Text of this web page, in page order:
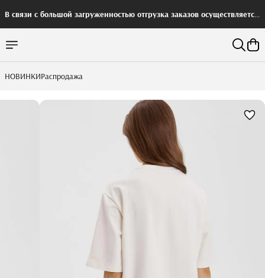
В связи с большой загруженностью отгрузка заказов осуществляется
НОВИНКИРаспродажа